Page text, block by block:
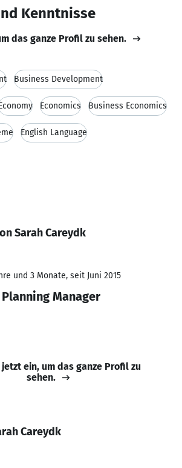
Kenntnisse
das ganze Profil zu sehen.
Business Development
Economics Business Economics
English Language
Sarah Careydk
und 3 Monate, seit Juni 2015
Manager
jetzt ein, um das ganze Profil zu
sehen.
Careydk